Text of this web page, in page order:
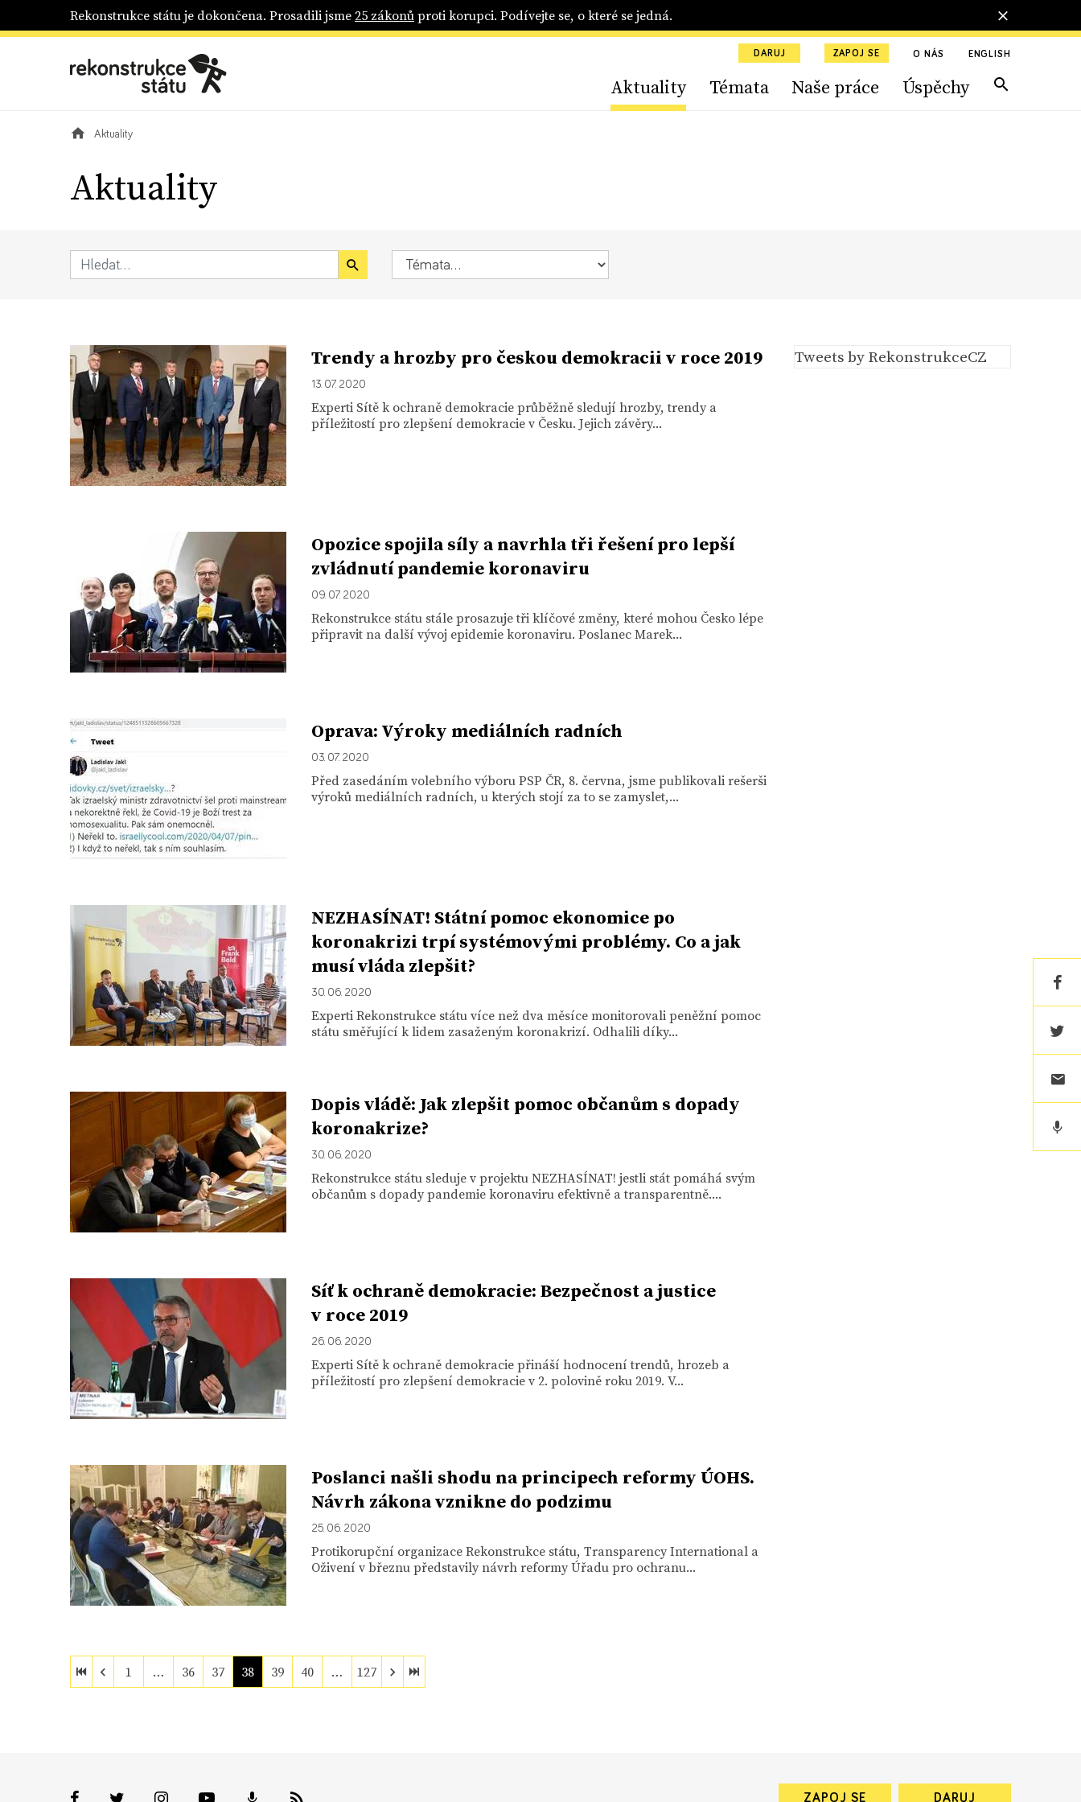
Rekonstrukce státu je dokončena. Prosadili jsme25 zákonůproti korupci. Podívejte se, o které se jedná.
DARUJ ZAPOJ SE O NÁS ENGLISH
Aktuality Témata Naše práce Úspěchy
Aktuality
Aktuality
Trendy a hrozby pro českou demokracii v roce 2019
13. 07. 2020
Experti Sítě k ochraně demokracie průběžně sledují hrozby, trendy a
příležitostí pro zlepšení demokracie v Česku. Jejich závěry...
Opozice spojila síly a navrhla tři řešení pro lepší
zvládnutí pandemie koronaviru
09. 07. 2020
Rekonstrukce státu stále prosazuje tři klíčové změny, které mohou Česko lépe
připravit na další vývoj epidemie koronaviru. Poslanec Marek...
Oprava: Výroky mediálních radních
03. 07. 2020
Před zasedáním volebního výboru PSP ČR, 8. června, jsme publikovali rešerši
výroků mediálních radních, u kterých stojí za to se zamyslet,...
NEZHASÍNAT! Státní pomoc ekonomice po
koronakrizi trpí systémovými problémy. Co a jak
musí vláda zlepšit?
30. 06. 2020
Experti Rekonstrukce státu více než dva měsíce monitorovali peněžní pomoc
státu směřující k lidem zasaženým koronakrizí. Odhalili díky...
Dopis vládě: Jak zlepšit pomoc občanům s dopady
koronakrize?
30. 06. 2020
Rekonstrukce státu sleduje v projektu NEZHASÍNAT! jestli stát pomáhá svým
občanům s dopady pandemie koronaviru efektivně a transparentně....
Síť k ochraně demokracie: Bezpečnost a justice
v roce 2019
26. 06. 2020
Experti Sítě k ochraně demokracie přináší hodnocení trendů, hrozeb a
příležitostí pro zlepšení demokracie v 2. polovině roku 2019. V...
Poslanci našli shodu na principech reformy ÚOHS.
Návrh zákona vznikne do podzimu
25. 06. 2020
Protikorupční organizace Rekonstrukce státu, Transparency International a
Oživení v březnu představily návrh reformy Úřadu pro ochranu...
Tweets by RekonstrukceCZ
1 … 36 37 38 39 40 … 127
ZAPOJ SE DARUJ